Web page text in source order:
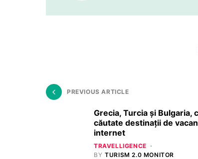
PREVIOUS ARTICLE
Grecia, Turcia și Bulgaria,
căutate destinații de
internet
TRAVELLIGENCE
BY TURISM 2.0 MONITOR